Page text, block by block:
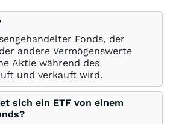
Fonds, der
andere Vermögenswerte
Aktie während des
und verkauft wird.
sich ein ETF von einem